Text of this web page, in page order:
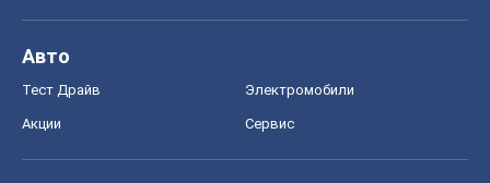
Авто
Тест Драйв Электромобили
Акции Сервис